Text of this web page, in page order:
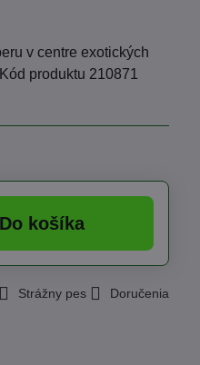
v centre exotických
produktu 210871
Do košíka
Strážny pes Doručenia